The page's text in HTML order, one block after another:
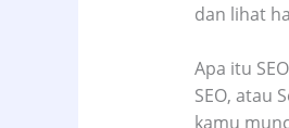
dan lihat
Apa itu
SEO, atau
kamu